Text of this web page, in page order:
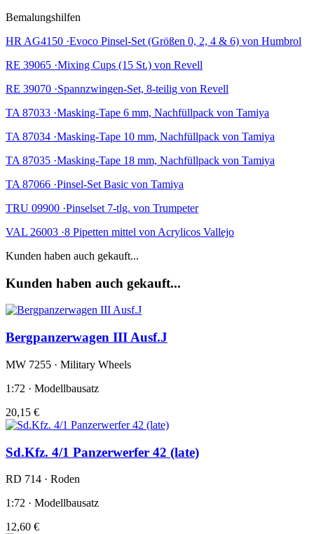
Bemalungshilfen
HR AG4150 ·Evoco Pinsel-Set (Größen 0, 2, 4 & 6) von Humbrol
RE 39065 ·Mixing Cups (15 St.) von Revell
RE 39070 ·Spannzwingen-Set, 8-teilig von Revell
TA 87033 ·Masking-Tape 6 mm, Nachfüllpack von Tamiya
TA 87034 ·Masking-Tape 10 mm, Nachfüllpack von Tamiya
TA 87035 ·Masking-Tape 18 mm, Nachfüllpack von Tamiya
TA 87066 ·Pinsel-Set Basic von Tamiya
TRU 09900 ·Pinselset 7-tlg. von Trumpeter
VAL 26003 ·8 Pipetten mittel von Acrylicos Vallejo
Kunden haben auch gekauft...
Kunden haben auch gekauft...
Bergpanzerwagen III Ausf.J
MW 7255 · Military Wheels
1:72 · Modellbausatz
20,15 €
Sd.Kfz. 4/1 Panzerwerfer 42 (late)
RD 714 · Roden
1:72 · Modellbausatz
12,60 €